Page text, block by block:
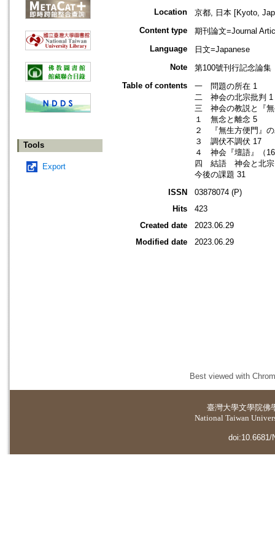
Tools
Export
Location
京都, 日本 [Kyoto,
Content type
期刊論文=Journal
Language
日文=Japanese
Note
第100號刊行記念論
Table of contents
一 問題の所在 1
二 神会の北宗批判 1
三 神会の教説と『無
１ 無念と離念 5
２ 『無生方便門』
３ 調伏不調伏 17
４ 神会『壇語』（
四 結語 神会と北宗
今後の課題 31
ISSN
03878074 (P)
Hits
423
Created date
2023.06.29
Modified date
2023.06.29
Best viewed with
臺灣大學文學院佛
National Taiwan
doi:10.6681/